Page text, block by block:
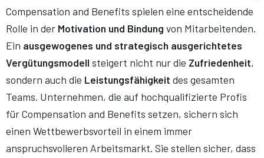
Compensation and Benefits spielen eine entscheidende
Rolle in der Motivation und Bindung von Mitarbeitenden.
Ein ausgewogenes und strategisch ausgerichtetes
Vergütungsmodell steigert nicht nur die Zufriedenheit,
sondern auch die Leistungsfähigkeit des gesamten
Teams. Unternehmen, die auf hochqualifizierte Profis
für Compensation and Benefits setzen, sichern sich
einen Wettbewerbsvorteil in einem immer
anspruchsvolleren Arbeitsmarkt. Sie stellen sicher, dass